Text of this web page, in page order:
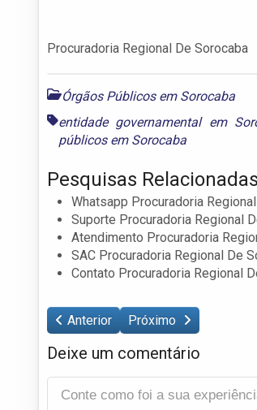
Procuradoria Regional De Sorocaba
Órgãos Públicos em Sorocaba
entidade governamental em
públicos em Sorocaba
Pesquisas Relacionadas
Whatsapp Procuradoria
Suporte Procuradoria Regional
Atendimento Procuradoria
SAC Procuradoria Regional De
Contato Procuradoria Regional
Anterior Próximo
Deixe um comentário